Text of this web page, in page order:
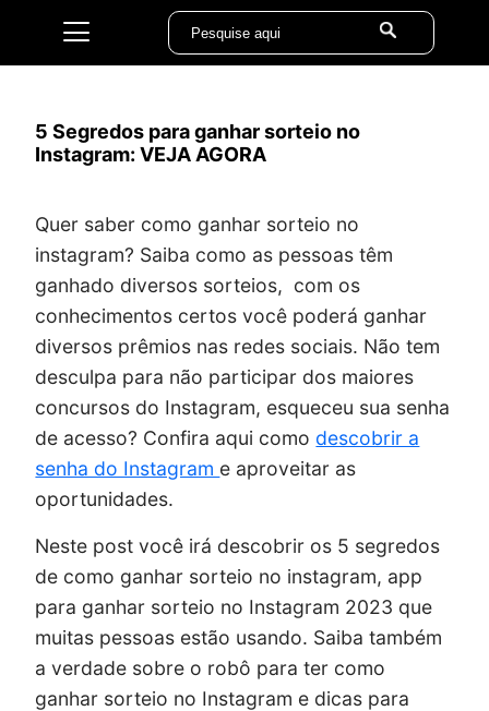
5 Segredos para ganhar sorteio no
Instagram: VEJA AGORA
Quer saber como ganhar sorteio no
instagram? Saiba como as pessoas têm
ganhado diversos sorteios, com os
conhecimentos certos você poderá ganhar
diversos prêmios nas redes sociais. Não tem
desculpa para não participar dos maiores
concursos do Instagram, esqueceu sua senha
de acesso? Confira aqui como descobrir a
senha do Instagram e aproveitar as
oportunidades.
Neste post você irá descobrir os 5 segredos
de como ganhar sorteio no instagram, app
para ganhar sorteio no Instagram 2023 que
muitas pessoas estão usando. Saiba também
a verdade sobre o robô para ter como
ganhar sorteio no Instagram e dicas para